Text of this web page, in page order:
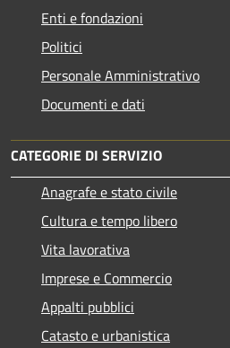
Enti e fondazioni
Politici
Personale Amministrativo
Documenti e dati
CATEGORIE DI SERVIZIO
Anagrafe e stato civile
Cultura e tempo libero
Vita lavorativa
Imprese e Commercio
Appalti pubblici
Catasto e urbanistica